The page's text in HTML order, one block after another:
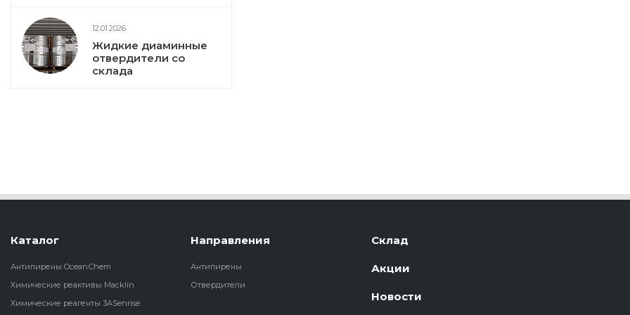
12.01.2026
Жидкие диаминные
отвердители со
склада
Каталог
Антипирены OceanСhem
Химические реактивы Macklin
Химические реагенты 3ASenrise
Направления
Антипирены
Отвердители
Склад
Акции
Новости